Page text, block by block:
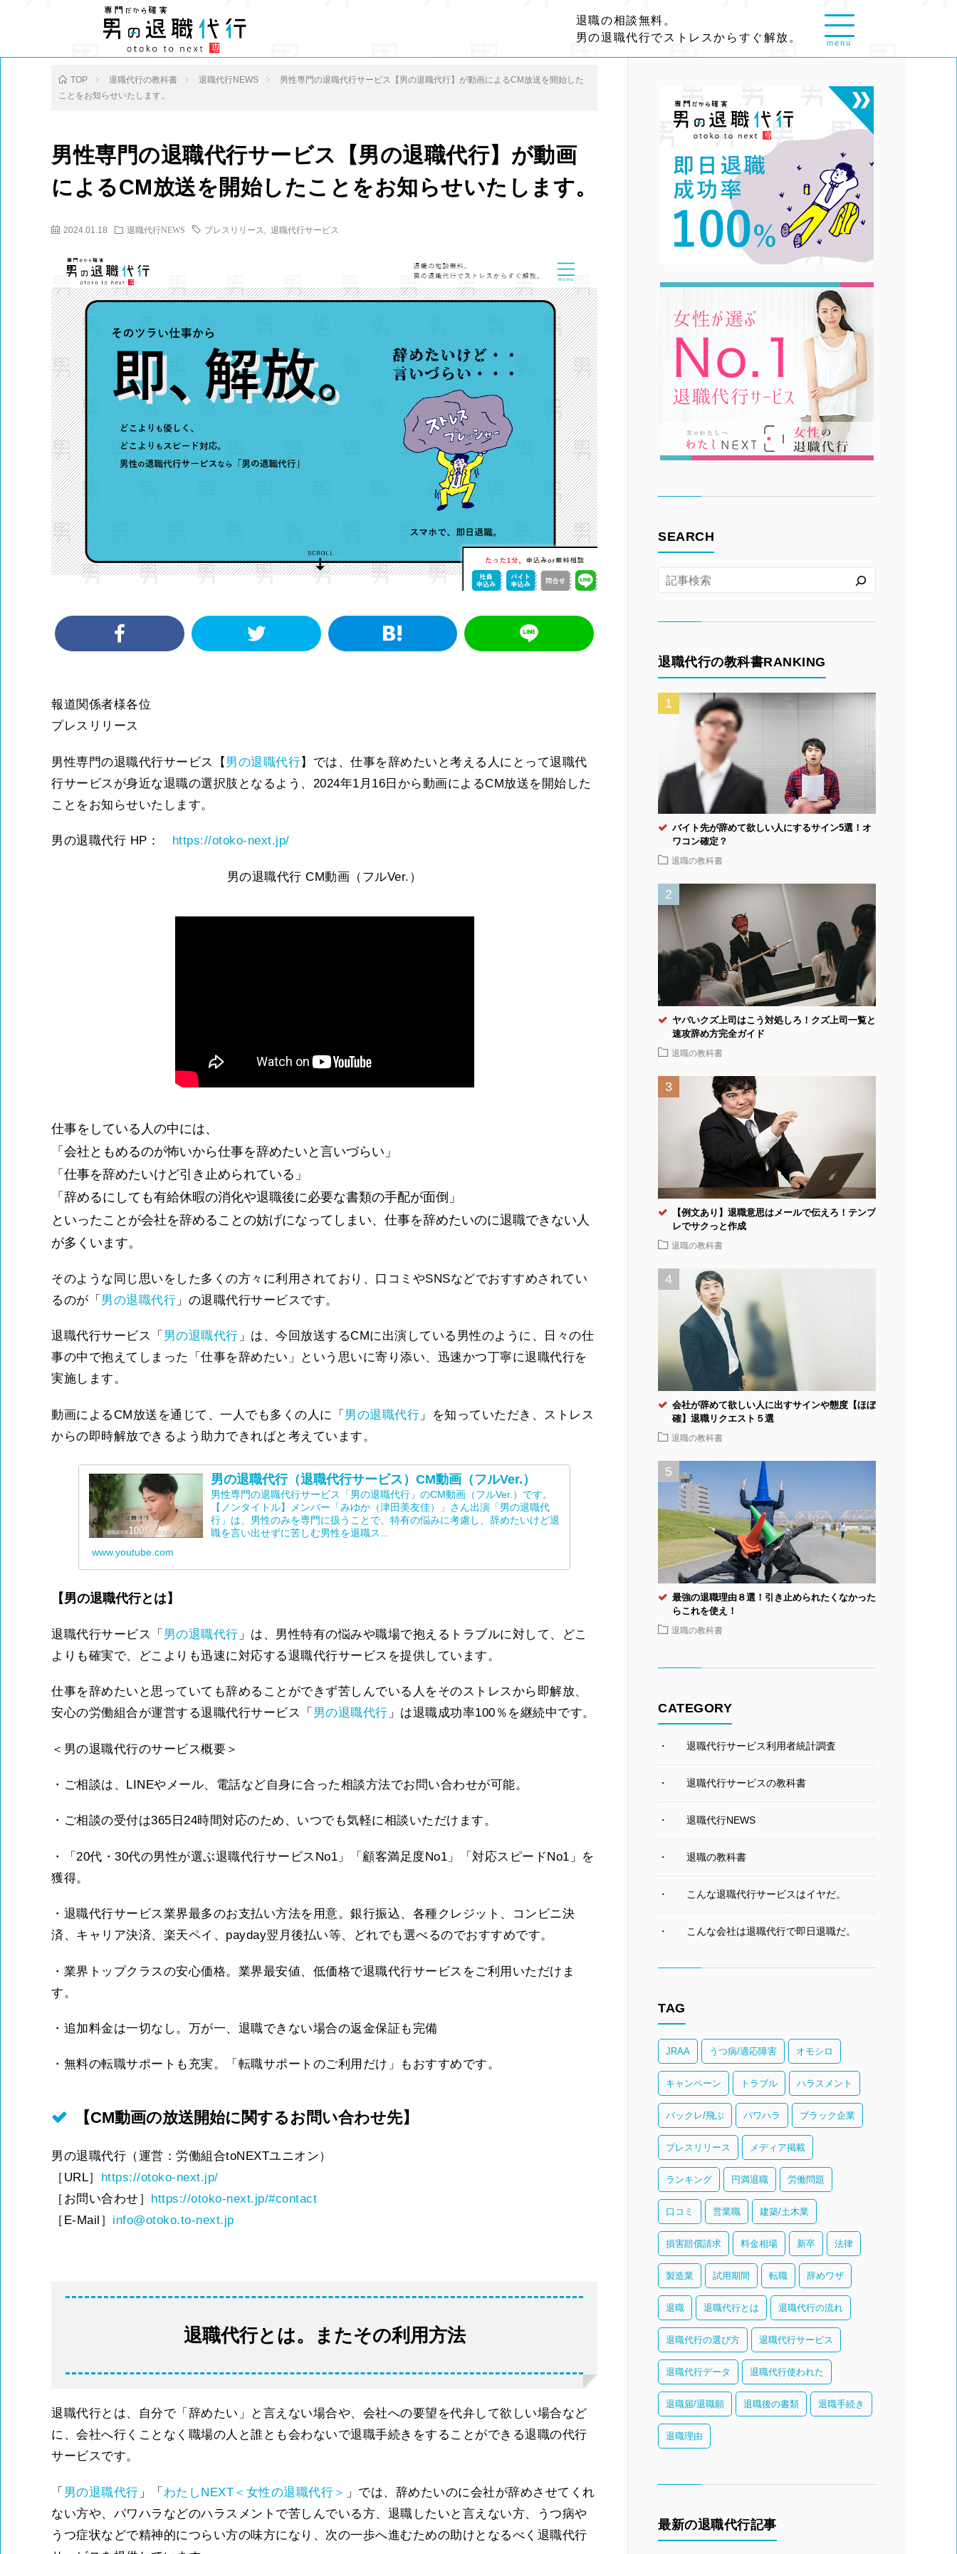
退職の相談無料。
男の退職代行でストレスからすぐ解放。
menu
TOP 退職代行の教科書 退職代行NEWS
男性専門の退職代行サービス【男の退職代行】が動画によるCM放送を開始した
ことをお知らせいたします。
男性専門の退職代行サービス【男の退職代行】が動画
によるCM放送を開始したことをお知らせいたします。
2024.01.18 退職代行NEWS プレスリリース 退職代行サービス
報道関係者様各位
プレスリリース
男性専門の退職代行サービス【 男の退職代行】では、仕事を辞めたいと考える人にとって退職代
行サービスが身近な退職の選択肢となるよう、2024年1月16日から動画によるCM放送を開始した
ことをお知らせいたします。
男の退職代行 HP： https://otoko-next.jp/
男の退職代行 CM動画（フルVer.）
仕事をしている人の中には、
「会社ともめるのが怖いから仕事を辞めたいと言いづらい」
「仕事を辞めたいけど引き止められている」
「辞めるにしても有給休暇の消化や退職後に必要な書類の手配が面倒」
といったことが会社を辞めることの妨げになってしまい、仕事を辞めたいのに退職できない人
が多くいます。
そのような同じ思いをした多くの方々に利用されており、口コミやSNSなどでおすすめされてい
るのが「 男の退職代行 」の退職代行サービスです。
退職代行サービス「 男の退職代行 」は、今回放送するCMに出演している男性のように、日々の仕
事の中で抱えてしまった「仕事を辞めたい」という思いに寄り添い、迅速かつ丁寧に退職代行を
実施します。
動画によるCM放送を通じて、一人でも多くの人に「 男の退職代行 」を知っていただき、ストレス
からの即時解放できるよう助力できればと考えています。
男の退職代行（退職代行サービス）CM動画（フルVer.）
男性専門の退職代行サービス「男の退職代行」のCM動画（フルVer.）です。
【ノンタイトル】メンバー「みゆか（津田美友佳）」さん出演「男の退職代
行」は、男性のみを専門に扱うことで、特有の悩みに考慮し、辞めたいけど退
職を言い出せずに苦しむ男性を退職ス...
www.youtube.com
【男の退職代行とは】
退職代行サービス「 男の退職代行 」は、男性特有の悩みや職場で抱えるトラブルに対して、どこ
よりも確実で、どこよりも迅速に対応する退職代行サービスを提供しています。
仕事を辞めたいと思っていても辞めることができず苦しんでいる人をそのストレスから即解放、
安心の労働組合が運営する退職代行サービス「 男の退職代行 」は退職成功率100％を継続中です。
＜男の退職代行のサービス概要＞
・ご相談は、LINEやメール、電話など自身に合った相談方法でお問い合わせが可能。
・ご相談の受付は365日24時間対応のため、いつでも気軽に相談いただけます。
・「20代・30代の男性が選ぶ退職代行サービスNo1」「顧客満足度No1」「対応スピードNo1」を
獲得。
・退職代行サービス業界最多のお支払い方法を用意。銀行振込、各種クレジット、コンビニ決
済、キャリア決済、楽天ペイ、payday翌月後払い等、どれでも選べるのでおすすめです。
・業界トップクラスの安心価格。業界最安値、低価格で退職代行サービスをご利用いただけま
す。
・追加料金は一切なし。万が一、退職できない場合の返金保証も完備
・無料の転職サポートも充実。「転職サポートのご利用だけ」もおすすめです。
【CM動画の放送開始に関するお問い合わせ先】
男の退職代行（運営：労働組合toNEXTユニオン）
［URL］
https://otoko-next.jp/
［お問い合わせ］
https://otoko-next.jp/#contact
［E-Mail］ info@otoko.to-next.jp
退職代行とは。またその利用方法
退職代行とは、自分で「辞めたい」と言えない場合や、会社への要望を代弁して欲しい場合など
に、会社へ行くことなく職場の人と誰とも会わないで退職手続きをすることができる退職の代行
サービスです。
「 男の退職代行 」「 わたしNEXT＜女性の退職代行＞ 」では、辞めたいのに会社が辞めさせてくれ
ない方や、パワハラなどのハラスメントで苦しんでいる方、退職したいと言えない方、うつ病や
うつ症状などで精神的につらい方の味方になり、次の一歩へ進むための助けとなるべく退職代行
SEARCH
退職代行の教科書RANKING
バイト先が辞めて欲しい人にするサイン5選！オ
ワコン確定？
退職の教科書
ヤバいクズ上司はこう対処しろ！クズ上司一覧と
速攻辞め方完全ガイド
退職の教科書
【例文あり】退職意思はメールで伝えろ！テンプ
レでサクっと作成
退職の教科書
会社が辞めて欲しい人に出すサインや態度【ほぼ
確】退職リクエスト５選
退職の教科書
最強の退職理由８選！引き止められたくなかった
らこれを使え！
退職の教科書
CATEGORY
退職代行サービス利用者統計調査
退職代行サービスの教科書
退職代行NEWS
退職の教科書
こんな退職代行サービスはイヤだ。
こんな会社は退職代行で即日退職だ。
TAG
JRAA うつ病/適応障害 オモシロ
キャンペーン トラブル ハラスメント
バックレ/飛ぶ パワハラ ブラック企業
プレスリリース メディア掲載
ランキング 円満退職 労働問題
口コミ 営業職 建築/土木業
損害賠償請求 料金相場 新卒 法律
製造業 試用期間 転職 辞めワザ
退職 退職代行とは 退職代行の流れ
退職代行の選び方 退職代行サービス
退職代行データ 退職代行使われた
退職届/退職願 退職後の書類 退職手続き
退職理由
最新の退職代行記事